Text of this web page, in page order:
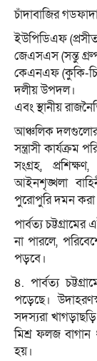
চাঁদাবাজির
ইউপিডিএফ
জেএসএস (সন্তু
কেএনএফ (কুকি-
দলীয় উপদল।
এবং স্থানীয়
আঞ্চলিক দলগুলোর
সন্ত্রাসী কার্যক্রম
সংগ্রহ,
আইনশৃঙ্খলা
পুরোপুরি দমন করা
পার্বত্য
না পারলে,
পড়বে।
৪. পার্বত্য
পড়েছে।
সদস্যরা
মিশ্র ফলজ
হয়।